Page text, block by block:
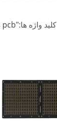
کلید واژه ها:"ultra thin mems pcb"